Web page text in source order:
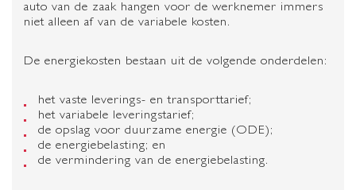
auto van de zaak hangen voor de werknemer immers
niet alleen af van de variabele kosten.
De energiekosten bestaan uit de volgende onderdelen:
het vaste leverings- en transporttarief;
het variabele leveringstarief;
de opslag voor duurzame energie (ODE);
de energiebelasting; en
de vermindering van de energiebelasting.